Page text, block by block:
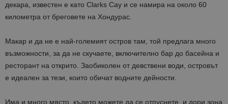
декара, известен е като Clarks Cay и се намира на около 60
километра от бреговете на Хондурас.
Макар и да не е най-големият остров там, той предлага много
възможности, за да не скучаете, включително бар до басейна и
ресторант на открито. Заобиколен от девствени води, островът
е идеален за тези, които обичат водните дейности.
Има и много място, където можете да се отпуснете, и дори зона